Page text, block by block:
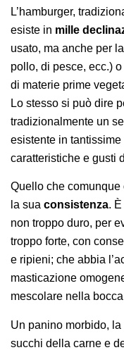
L’hamburger,
esiste in mille
usato, ma anche per
pollo, di pesce, ecc.)
di materie prime
Lo stesso si può dire
tradizionalmente un
esistente in
caratteristiche e gusti
Quello che
la sua consistenza.
non troppo duro, per
troppo forte, con
e ripieni; che abbia
masticazione
mescolare nella
Un panino morbido,
succhi della carne e